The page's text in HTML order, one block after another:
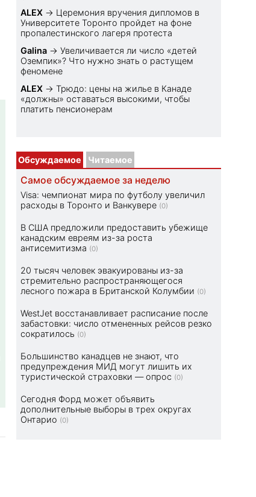
ALEX → Церемония вручения дипломов в
Университете Торонто пройдет на фоне
пропалестинского лагеря протеста
Galina →Увеличивается ли число «детей
Оземпик»? Что нужно знать о растущем
феномене
ALEX →Трюдо: цены на жилье в Канаде
«должны» оставаться высокими, чтобы
платить пенсионерам
Обсуждаемое Читаемое
Самое обсуждаемое за неделю
Visa: чемпионат мира по футболу увеличил
расходы в Торонто и Ванкувере (0)
В США предложили предоставить убежище
канадским евреям из-за роста
антисемитизма (0)
20 тысяч человек эвакуированы из-за
стремительно распространяющегося
лесного пожара в Британской Колумбии (0)
WestJet восстанавливает расписание после
забастовки: число отмененных рейсов резко
сократилось (0)
Большинство канадцев не знают, что
предупреждения МИД могут лишить их
туристической страховки — опрос (0)
Сегодня Форд может объявить
дополнительные выборы в трех округах
Онтарио (0)